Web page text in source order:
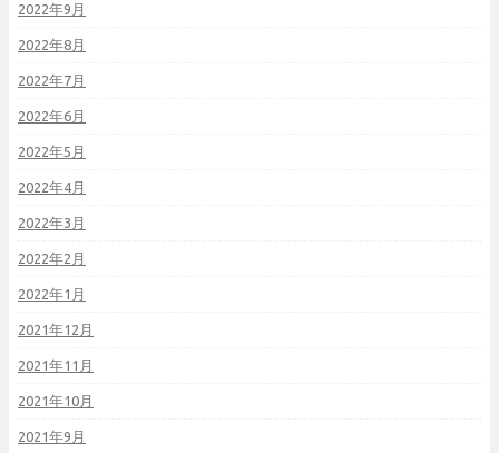
2022年9月
2022年8月
2022年7月
2022年6月
2022年5月
2022年4月
2022年3月
2022年2月
2022年1月
2021年12月
2021年11月
2021年10月
2021年9月